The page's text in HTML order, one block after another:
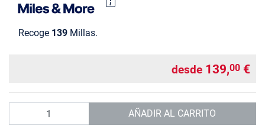
Recoge 139 Millas.
desde 139,00 €
AÑADIR AL CARRITO